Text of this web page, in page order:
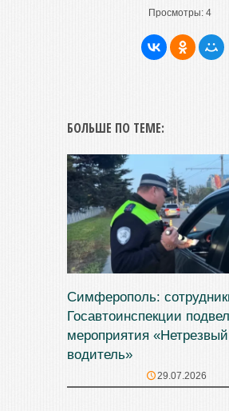
Просмотры: 4
БОЛЬШЕ ПО ТЕМЕ:
Симферополь:
Госавтоинспекции
мероприятия «Нетрезвый
водитель»
29.07.2026